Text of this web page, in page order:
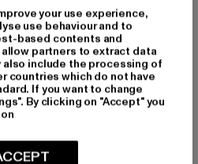
your use experience,
use behaviour and to
based contents and
partners to extract data
also include the processing of
countries which do not have
If you want to change
By clicking on "Accept" you